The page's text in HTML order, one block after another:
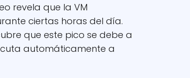
revela que la VM
ciertas horas del día.
que este pico se debe a
automáticamente a